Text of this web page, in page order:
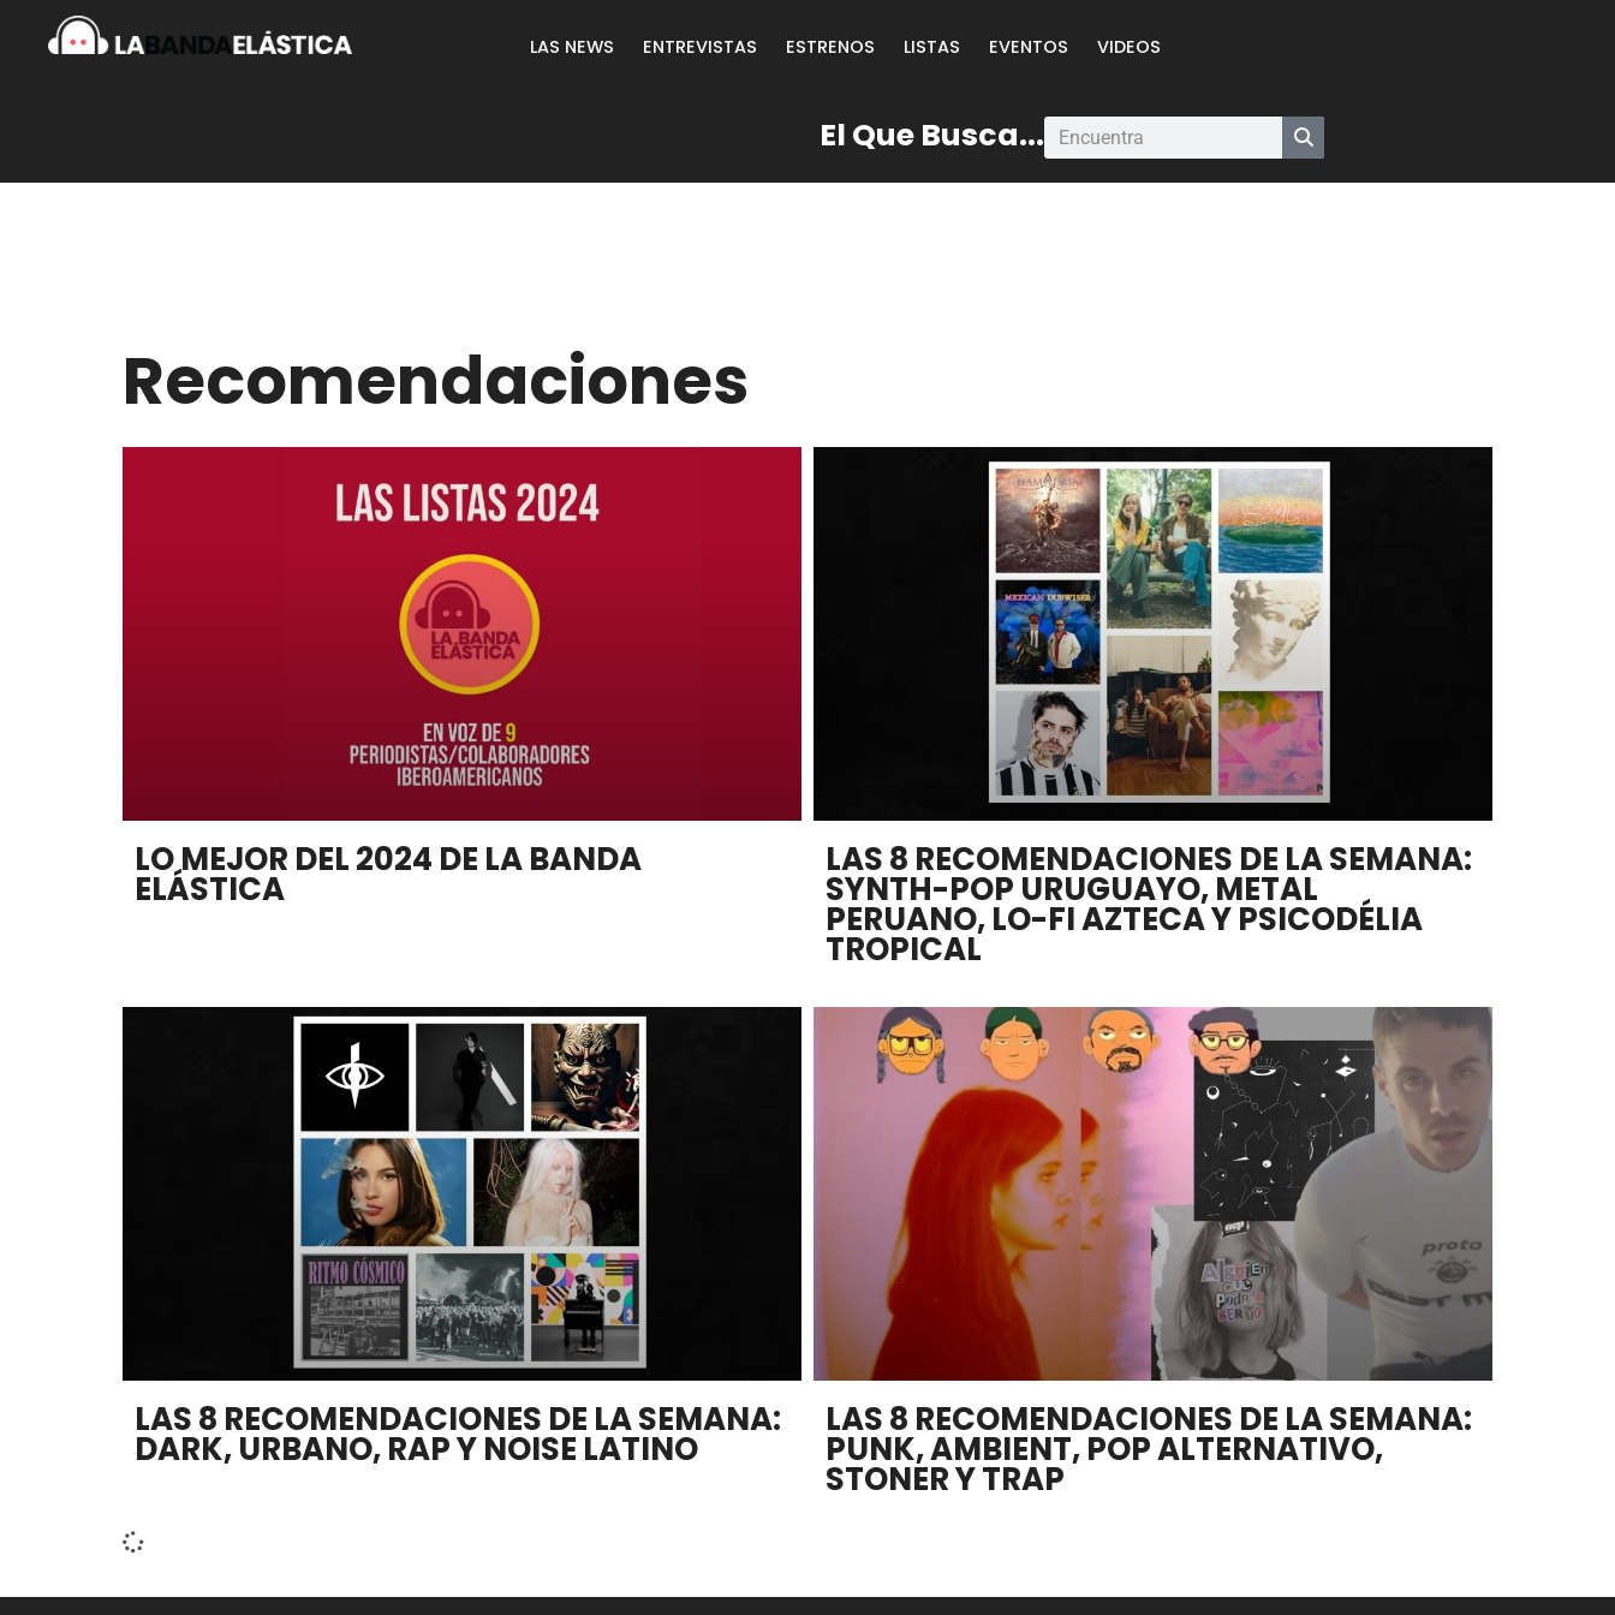
LAS NEWS ENTREVISTAS ESTRENOS LISTAS EVENTOS VIDEOS
El Que Busca...
Recomendaciones
LO MEJOR DEL 2024 DE LA BANDA
ELÁSTICA
LAS 8 RECOMENDACIONES DE LA SEMANA:
SYNTH-POP URUGUAYO, METAL
PERUANO, LO-FI AZTECA Y PSICODÉLIA
TROPICAL
LAS 8 RECOMENDACIONES DE LA SEMANA:
DARK, URBANO, RAP Y NOISE LATINO
LAS 8 RECOMENDACIONES DE LA SEMANA:
PUNK, AMBIENT, POP ALTERNATIVO,
STONER Y TRAP